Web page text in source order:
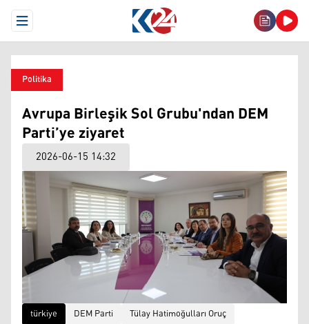
Open Menu
Politika
Avrupa Birleşik Sol Grubu'ndan DEM
Parti’ye ziyaret
2026-06-15 14:32
türkiye DEM Parti Tülay Hatimoğulları Oruç